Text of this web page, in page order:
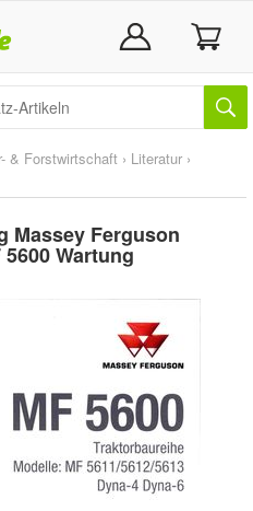
& Forstwirtschaft › Literatur ›
Massey Ferguson
Wartung